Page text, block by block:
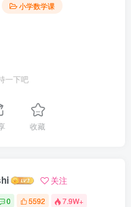
小学数学课
一下吧
收藏
关注
0 5592 7.9W+